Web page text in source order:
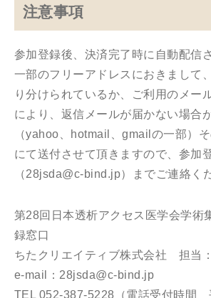
注意事項
参加登録後、決済完了時に自動配信
一部のフリーアドレスにおきまして
り分けられているか、ご利用のメー
により、返信メールが届かない場合
（yahoo、hotmail、gmailの一部）
にて送付させて頂きますので、参加
（28jsda@c-bind.jp）までご連絡く
第28回日本透析アクセス医学会学術
録窓口
ちたクリエイティブ株式会社 担当
e-mail：28jsda@c-bind.jp
TEL 052-387-5228（電話受付時間